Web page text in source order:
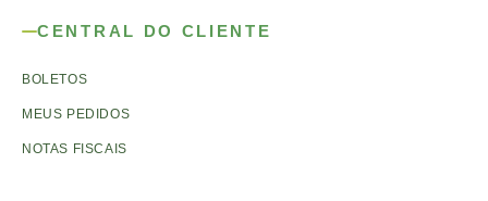
CENTRAL DO CLIENTE
BOLETOS
MEUS PEDIDOS
NOTAS FISCAIS